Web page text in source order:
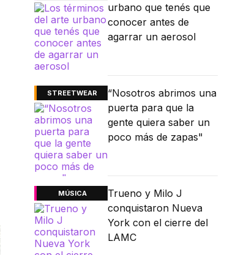
urbano que tenés que
conocer antes de
agarrar un aerosol
STREETWEAR
“Nosotros abrimos una
puerta para que la
gente quiera saber un
poco más de zapas"
MÚSICA
Trueno y Milo J
conquistaron Nueva
York con el cierre del
LAMC